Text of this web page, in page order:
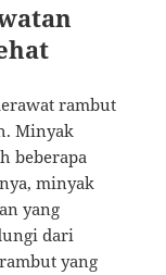
rambut
Minyak
beberapa
minyak
yang
dari
yang